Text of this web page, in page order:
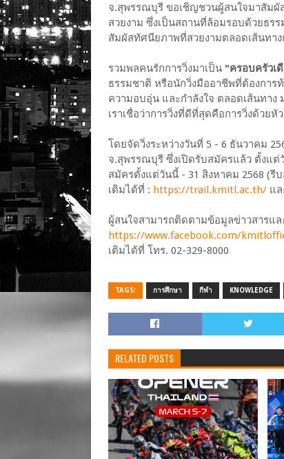
จ.สุพรรณบุรี ขอเชิญชวนผู้สนใจมาสัมผั
สวยงาม ซึ่งเป็นสถานที่ล้อมรอบด้วยธ
สัมผัสทัศนียภาพที่สวยงามตลอดเส้นทาง
รวมพลคนรักการวิ่งมาเป็น "ครอบครัวเ
ธรรมชาติ หรือนักวิ่งมืออาชีพที่ต้องการ
ความอบอุ่น และกำลังใจ ตลอดเส้นทาง
เราเชื่อว่าการวิ่งที่ดีที่สุดคือการวิ่งด้วย
โดยจัดวิ่งระหว่างวันที่ 5 - 6 ธันวาคม
จ.สุพรรณบุรี ซึ่งเปิดรับสมัครแล้ว ตั้งแต่
สมัครตั้งแต่วันนี้ - 31 สิงหาคม 2568 (รี
เติมได้ที่ : https://trail.kmitl.ac.th/ แล
ผู้สนใจสามารถติดตามข้อมูลข่าวสารแล
https://www.facebook.com/
เติมได้ที่ โทร. 02-329-8000
TAGS: การศึกษา กีฬา KNOWLEDGE
RELATED POSTS